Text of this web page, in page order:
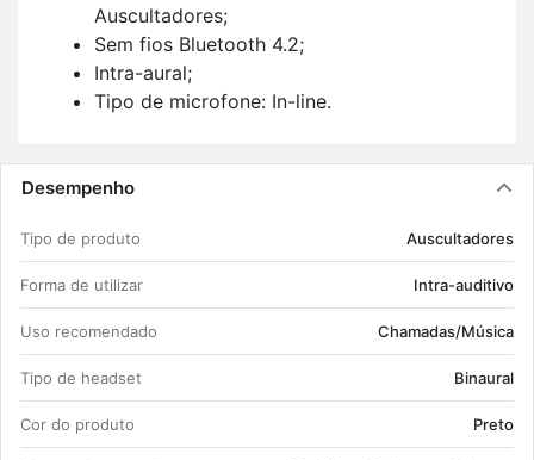
Aus­cul­ta­dores;
Sem fios Blu­e­tooth 4.2;
Intra-aural;
Tipo de mi­cro­fone: In-line.
Desempenho
Tipo de pro­duto Aus­cul­ta­dores
Forma de uti­lizar Intra-au­di­tivo
Uso re­co­men­dado Cha­madas/Mú­sica
Tipo de he­adset Bi­naural
Cor do pro­duto Preto